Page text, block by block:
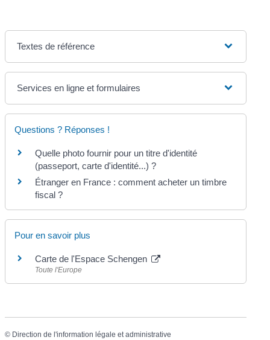
Textes de référence
Services en ligne et formulaires
Questions ? Réponses !
Quelle photo fournir pour un titre d'identité
(passeport, carte d'identité...) ?
Étranger en France : comment acheter un timbre
fiscal ?
Pour en savoir plus
Carte de l'Espace Schengen
Toute l'Europe
© Direction de l'information légale et administrative